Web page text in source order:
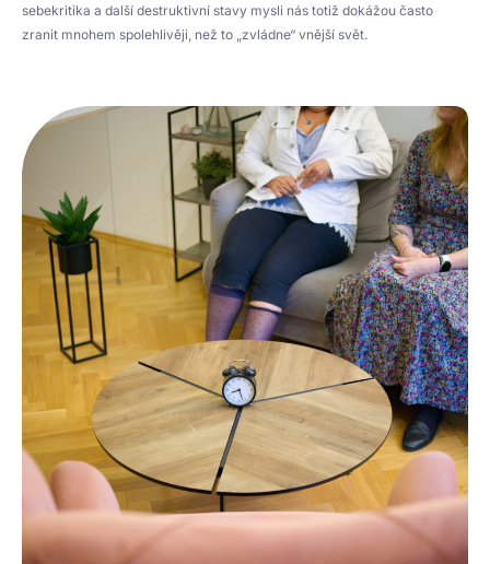
sebekritika a další destruktivní stavy mysli nás totiž dokážou často
zranit mnohem spolehlivěji, než to „zvládne“ vnější svět.